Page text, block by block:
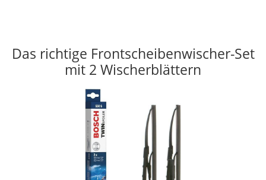
Das richtige Frontscheibenwischer-Set
mit 2 Wischerblättern